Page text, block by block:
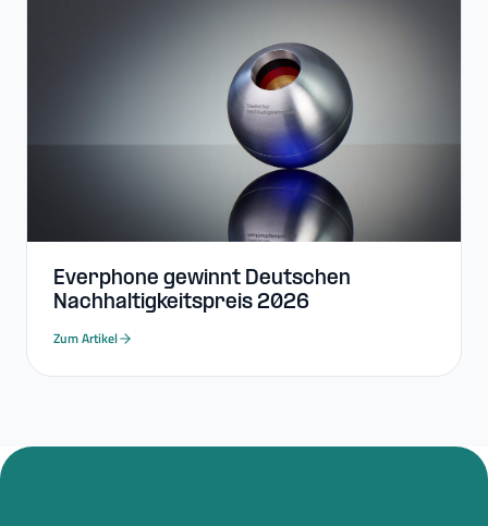
Everphone gewinnt Deutschen
Nachhaltigkeitspreis 2026
Zum Artikel